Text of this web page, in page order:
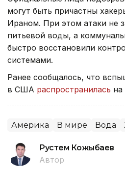
могут быть причастны
Ираном. При этом атаки не
питьевой воды, а
быстро восстановили
системами.
Ранее сообщалось, что
в США распространилась на
Америка В мире Вода
Рустем Кожыбаев
Автор